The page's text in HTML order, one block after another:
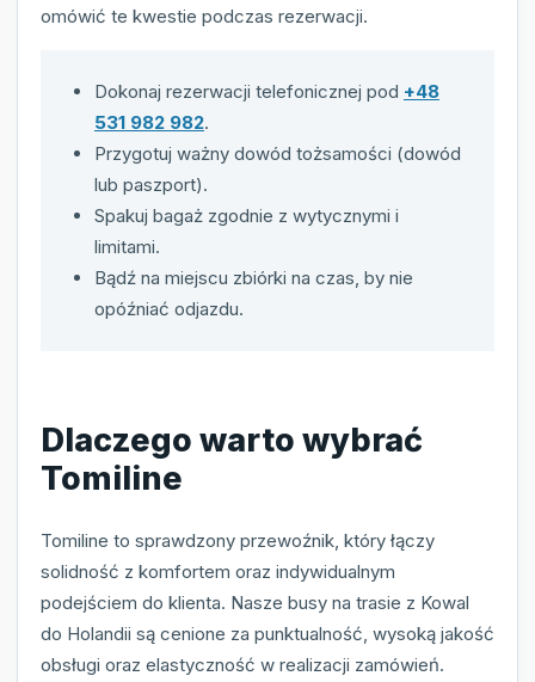
omówić te kwestie podczas rezerwacji.
Dokonaj rezerwacji telefonicznej pod +48
531 982 982.
Przygotuj ważny dowód tożsamości (dowód
lub paszport).
Spakuj bagaż zgodnie z wytycznymi i
limitami.
Bądź na miejscu zbiórki na czas, by nie
opóźniać odjazdu.
Dlaczego warto wybrać
Tomiline
Tomiline to sprawdzony przewoźnik, który łączy
solidność z komfortem oraz indywidualnym
podejściem do klienta. Nasze busy na trasie z Kowal
do Holandii są cenione za punktualność, wysoką jakość
obsługi oraz elastyczność w realizacji zamówień.